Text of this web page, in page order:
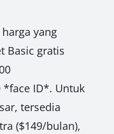
yang
Basic gratis
*face ID*. Untuk
tersedia
($149/bulan),